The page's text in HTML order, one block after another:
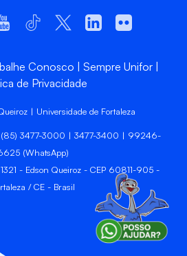
Conosco
Sempre Unifor
de Privacidade
| Universidade de Fortaleza
(85) 3477-3000 | 3477-3400 | 99246-
(WhatsApp)
- Edson Queiroz - CEP 60811-905 -
/ CE - Brasil